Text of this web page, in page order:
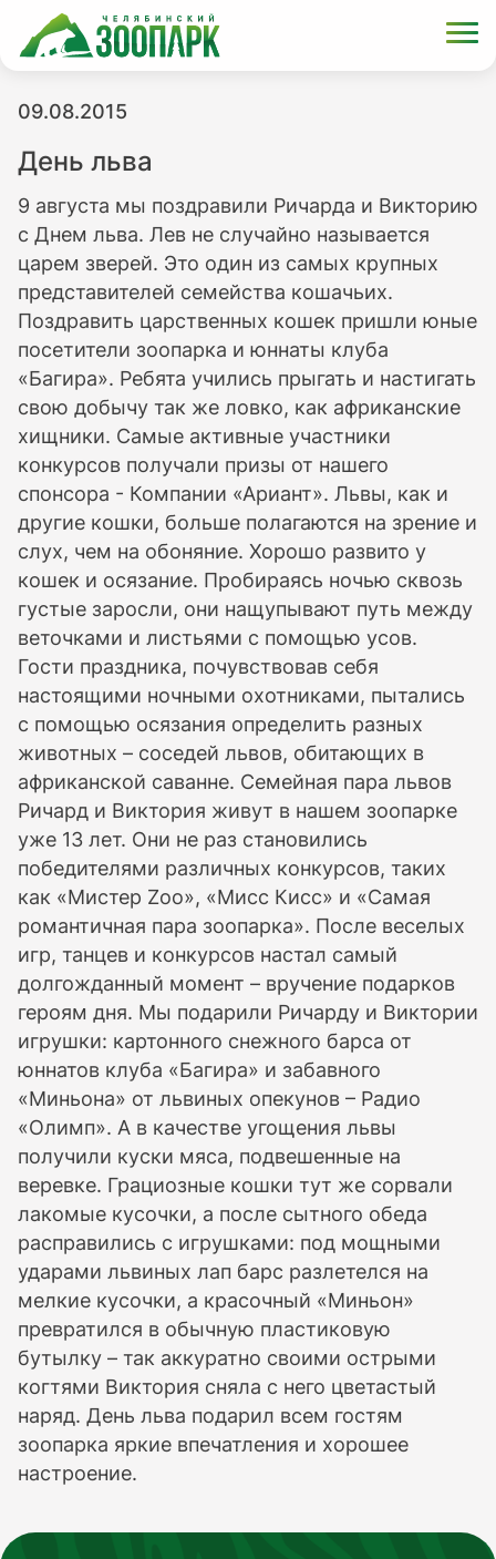
09.08.2015
День льва
9 августа мы поздравили Ричарда и Викторию
с Днем льва. Лев не случайно называется
царем зверей. Это один из самых крупных
представителей семейства кошачьих.
Поздравить царственных кошек пришли юные
посетители зоопарка и юннаты клуба
«Багира». Ребята учились прыгать и настигать
свою добычу так же ловко, как африканские
хищники. Самые активные участники
конкурсов получали призы от нашего
спонсора - Компании «Ариант». Львы, как и
другие кошки, больше полагаются на зрение и
слух, чем на обоняние. Хорошо развито у
кошек и осязание. Пробираясь ночью сквозь
густые заросли, они нащупывают путь между
веточками и листьями с помощью усов.
Гости праздника, почувствовав себя
настоящими ночными охотниками, пытались
с помощью осязания определить разных
животных – соседей львов, обитающих в
африканской саванне. Семейная пара львов
Ричард и Виктория живут в нашем зоопарке
уже 13 лет. Они не раз становились
победителями различных конкурсов, таких
как «Мистер Zoo», «Мисс Кисс» и «Самая
романтичная пара зоопарка». После веселых
игр, танцев и конкурсов настал самый
долгожданный момент – вручение подарков
героям дня. Мы подарили Ричарду и Виктории
игрушки: картонного снежного барса от
юннатов клуба «Багира» и забавного
«Миньона» от львиных опекунов – Радио
«Олимп». А в качестве угощения львы
получили куски мяса, подвешенные на
веревке. Грациозные кошки тут же сорвали
лакомые кусочки, а после сытного обеда
расправились с игрушками: под мощными
ударами львиных лап барс разлетелся на
мелкие кусочки, а красочный «Миньон»
превратился в обычную пластиковую
бутылку – так аккуратно своими острыми
когтями Виктория сняла с него цветастый
наряд. День льва подарил всем гостям
зоопарка яркие впечатления и хорошее
настроение.